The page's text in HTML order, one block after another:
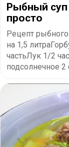
Рыбный суп
просто
Рецепт
на 1,5
частьЛук 1/2
подсолнечное 2